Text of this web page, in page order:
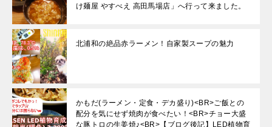
け麺屋 やすべえ 高田馬場店」へ行って来ました。
北浦和の絶品赤ラーメン！自家製スープの魅力
かもだ(ラーメン・定食・デカ盛り)<BR>ご飯との
配分を気にせず焼肉が食べたい！<BR>チョー大盛
な豚トロの生姜焼♪<BR>【ブログ後記】LED植物育